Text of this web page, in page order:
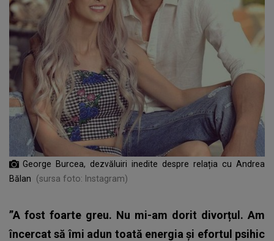
George Burcea, dezvăluiri inedite despre relația cu Andrea
Bălan
(sursa foto: Instagram)
”A fost foarte greu. Nu mi-am dorit divorțul. Am
încercat să îmi adun toată energia și efortul psihic